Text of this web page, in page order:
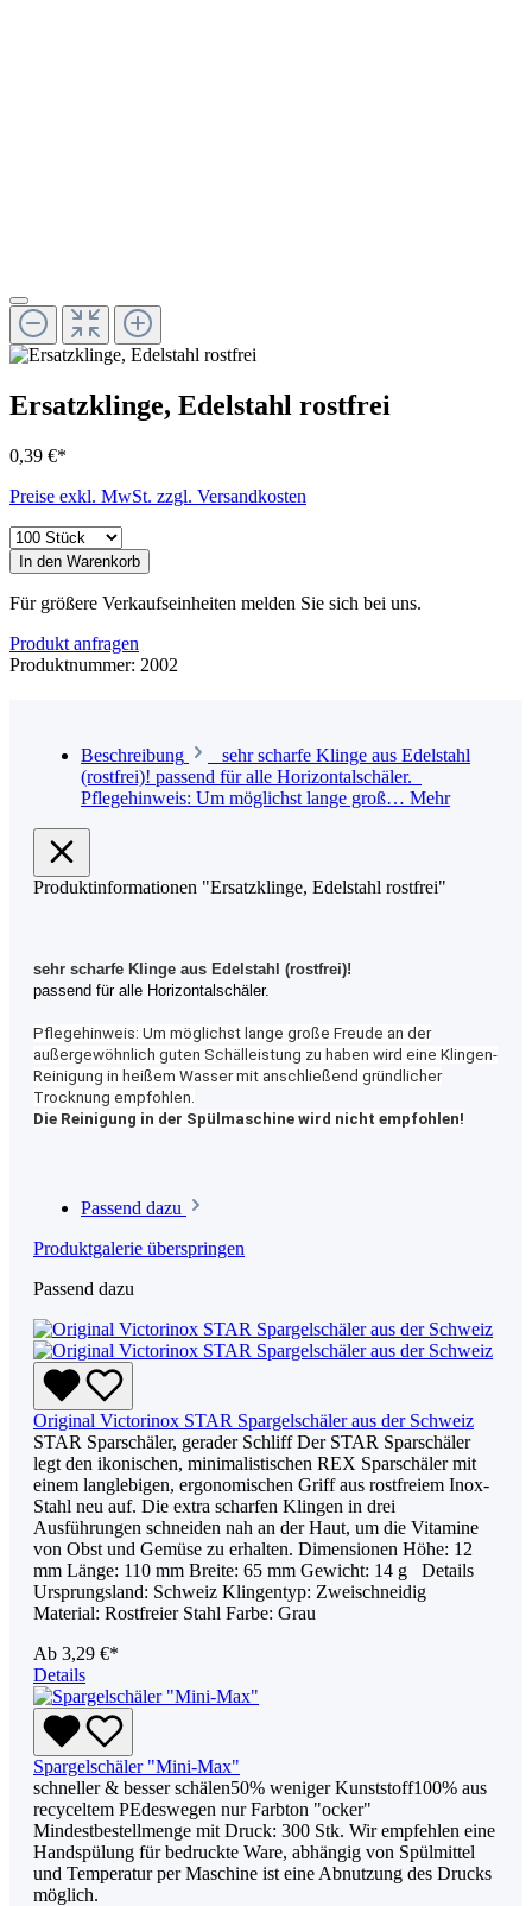
Ersatzklinge, Edelstahl rostfrei
0,39 €*
Preise exkl. MwSt. zzgl. Versandkosten
In den Warenkorb
Für größere Verkaufseinheiten melden Sie sich bei uns.
Produkt anfragen
Produktnummer: 2002
Beschreibung
sehr scharfe Klinge aus Edelstahl
(rostfrei)! passend für alle Horizontalschäler.
Pflegehinweis: Um möglichst lange groß… Mehr
Produktinformationen "Ersatzklinge, Edelstahl rostfrei"
sehr scharfe Klinge aus Edelstahl (rostfrei)!
passend für alle Horizontalschäler.
Pflegehinweis: Um möglichst lange große Freude an der
außergewöhnlich guten Schälleistung zu haben wird eine Klingen-
Reinigung in heißem Wasser mit anschließend gründlicher
Trocknung empfohlen.
Die Reinigung in der Spülmaschine wird nicht empfohlen!
Passend dazu
Produktgalerie überspringen
Passend dazu
Original Victorinox STAR Spargelschäler aus der Schweiz
STAR Sparschäler, gerader Schliff Der STAR Sparschäler
legt den ikonischen, minimalistischen REX Sparschäler mit
einem langlebigen, ergonomischen Griff aus rostfreiem Inox-
Stahl neu auf. Die extra scharfen Klingen in drei
Ausführungen schneiden nah an der Haut, um die Vitamine
von Obst und Gemüse zu erhalten. Dimensionen Höhe: 12
mm Länge: 110 mm Breite: 65 mm Gewicht: 14 g Details
Ursprungsland: Schweiz Klingentyp: Zweischneidig
Material: Rostfreier Stahl Farbe: Grau
Ab 3,29 €*
Details
Spargelschäler "Mini-Max"
schneller & besser schälen50% weniger Kunststoff100% aus
recyceltem PEdeswegen nur Farbton "ocker"
Mindestbestellmenge mit Druck: 300 Stk. Wir empfehlen eine
Handspülung für bedruckte Ware, abhängig von Spülmittel
und Temperatur per Maschine ist eine Abnutzung des Drucks
möglich.